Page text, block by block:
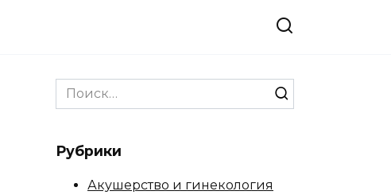
Search
for:
Рубрики
Акушерство и гинекология